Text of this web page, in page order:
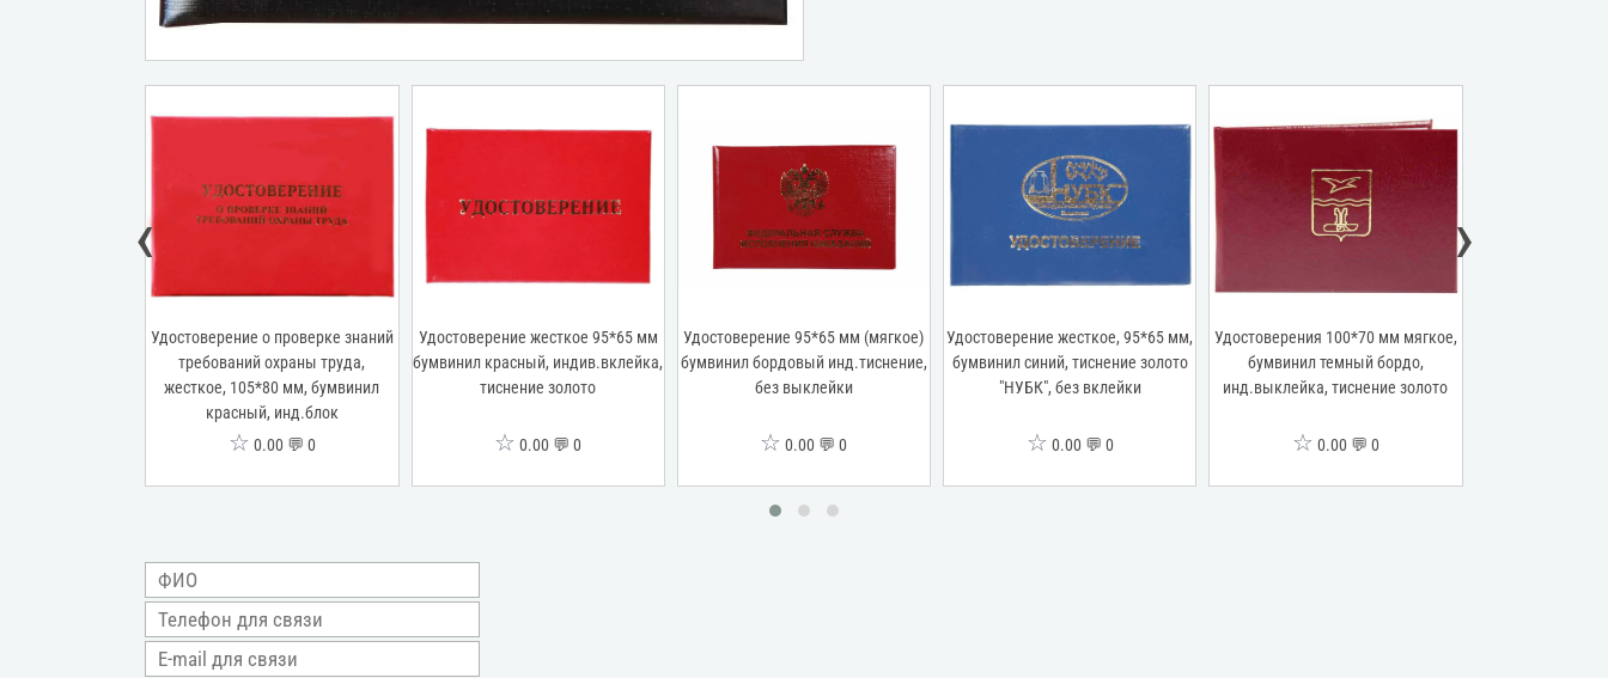
Удостоверение о проверке знаний
требований охраны труда,
жесткое, 105*80 мм, бумвинил
красный, инд.блок
☆ 0.00 💬 0
Удостоверение жесткое 95*65 мм
бумвинил красный, индив.вклейка,
тиснение золото
☆ 0.00 💬 0
Удостоверение 95*65 мм (мягкое)
бумвинил бордовый инд.тиснение,
без выклейки
☆ 0.00 💬 0
Удостоверение жесткое, 95*65 мм,
бумвинил синий, тиснение золото
"НУБК", без вклейки
☆ 0.00 💬 0
Удостоверения 100*70 мм мягкое,
бумвинил темный бордо,
инд.выклейка, тиснение золото
☆ 0.00 💬 0
‹ ›